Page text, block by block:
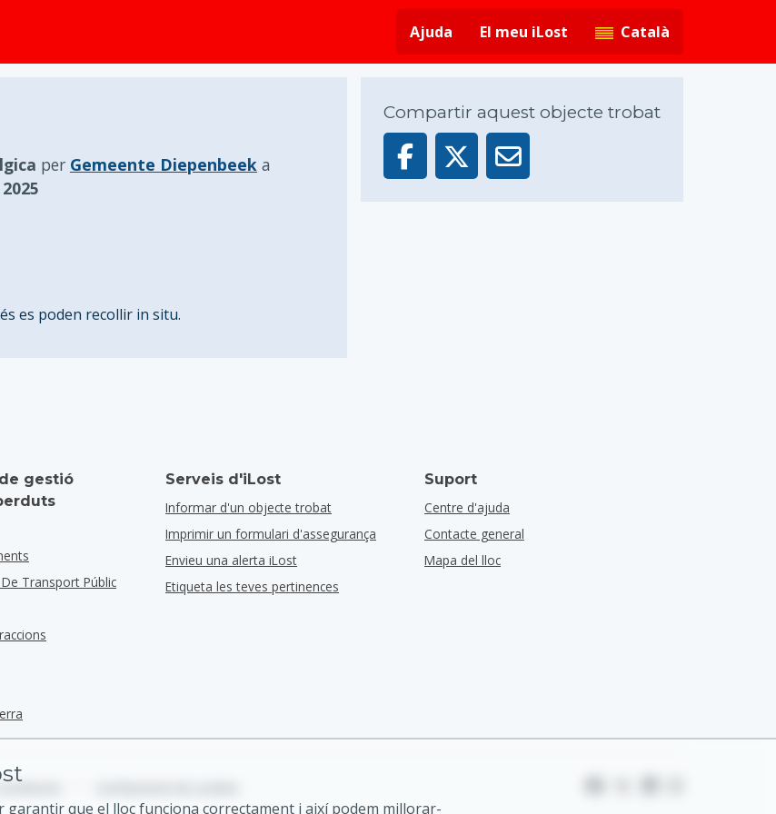
Ajuda
El meu iLost Català
per Gemeente Diepenbeek a
es poden recollir in situ.
Compartir aquest objecte trobat
gestió
Transport Públic
Serveis d'iLost
Informar d'un objecte trobat
Imprimir un formulari d'assegurança
Envieu una alerta iLost
Etiqueta les teves pertinences
Suport
Centre d'ajuda
Contacte general
Mapa del lloc
garantir que el lloc funciona correctament i així podem millorar-